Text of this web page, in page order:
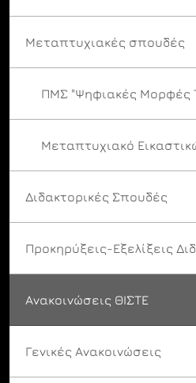
Μεταπτυχιακές σπουδές
ΠΜΣ "Ψηφιακές Μορφές
Μεταπτυχιακό
Διδακτορικές Σπουδές
Προκηρύξεις-Εξελίξεις
Ανακοινώσεις ΘΙΣΤΕ
Γενικές Ανακοινώσεις